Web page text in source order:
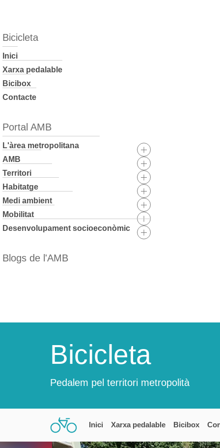
Bicicleta
Inici
Xarxa pedalable
Bicibox
Contacte
Portal AMB
L'àrea metropolitana
AMB
Territori
Habitatge
Medi ambient
Mobilitat
Desenvolupament socioeconòmic
Blogs de l'AMB
content
Bicicleta
Pedalem pel territori metropolità
Inici Xarxa pedalable Bicibox